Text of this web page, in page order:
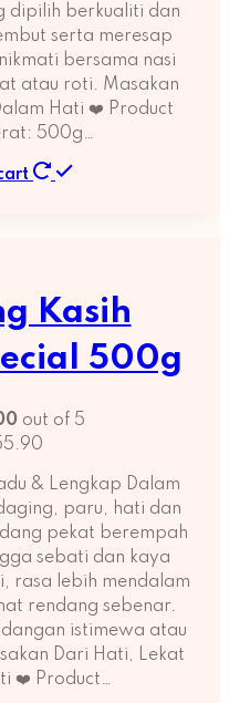
dipilih berkualiti dan
serta meresap
bersama nasi
atau roti. Masakan
Hati ❤️ Product
500g…
Kasih
500g
out of 5
& Lengkap Dalam
paru, hati dan
pekat berempah
sebati dan kaya
rasa lebih mendalam
rendang sebenar.
istimewa atau
Dari Hati, Lekat
❤️ Product…